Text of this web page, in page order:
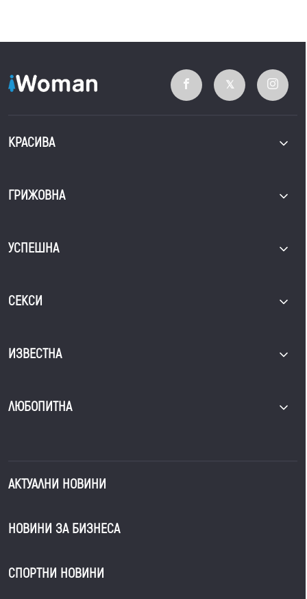
КРАСИВА
ГРИЖОВНА
УСПЕШНА
СЕКСИ
ИЗВЕСТНА
ЛЮБОПИТНА
АКТУАЛНИ НОВИНИ
НОВИНИ ЗА БИЗНЕСА
СПОРТНИ НОВИНИ